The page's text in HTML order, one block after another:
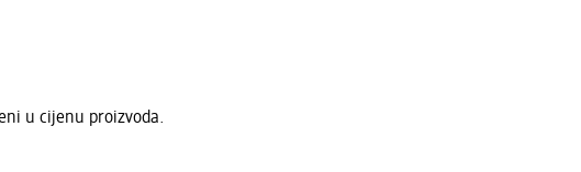
u cijenu proizvoda.